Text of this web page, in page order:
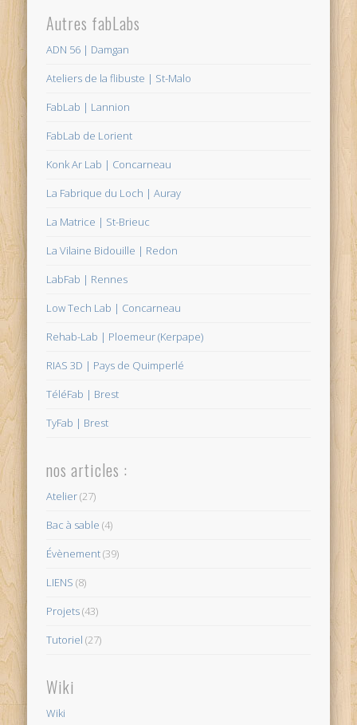
Autres fabLabs
ADN 56 | Damgan
Ateliers de la flibuste | St-Malo
FabLab | Lannion
FabLab de Lorient
Konk Ar Lab | Concarneau
La Fabrique du Loch | Auray
La Matrice | St-Brieuc
La Vilaine Bidouille | Redon
LabFab | Rennes
Low Tech Lab | Concarneau
Rehab-Lab | Ploemeur (Kerpape)
RIAS 3D | Pays de Quimperlé
TéléFab | Brest
TyFab | Brest
nos articles :
Atelier(27)
Bac à sable (4)
Évènement(39)
LIENS (8)
Projets(43)
Tutoriel (27)
Wiki
Wiki